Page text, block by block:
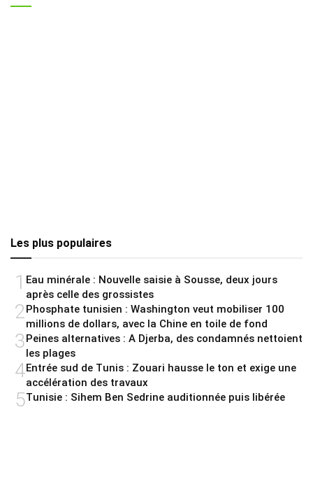
Les plus populaires
1 Eau minérale : Nouvelle saisie à Sousse, deux jours
après celle des grossistes
2 Phosphate tunisien : Washington veut mobiliser 100
millions de dollars, avec la Chine en toile de fond
3 Peines alternatives : A Djerba, des condamnés nettoient
les plages
4Entrée sud de Tunis : Zouari hausse le ton et exige une
accélération des travaux
5Tunisie : Sihem Ben Sedrine auditionnée puis libérée